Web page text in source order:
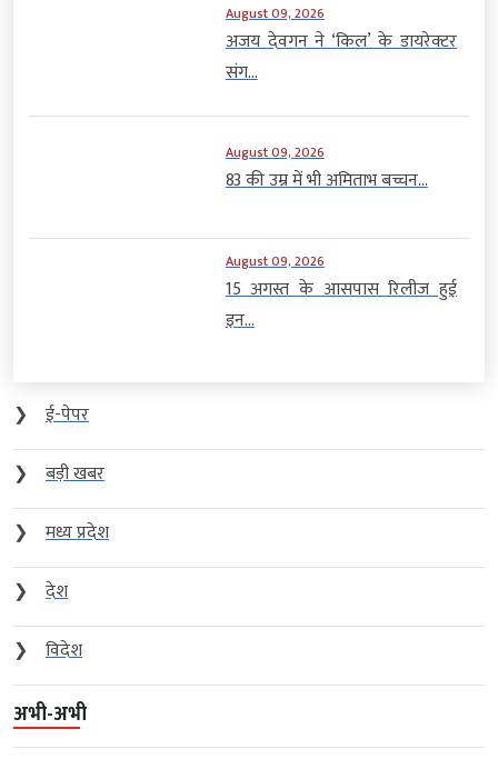
August 09, 2026
अजय देवगन ने ‘किल’ के डायरेक्टर
संग...
August 09, 2026
83 की उम्र में भी अमिताभ बच्चन...
August 09, 2026
15 अगस्त के आसपास रिलीज हुई
इन...
❯
ई-पेपर
❯
बड़ी खबर
❯
मध्य प्रदेश
❯
देश
❯
विदेश
अभी-अभी